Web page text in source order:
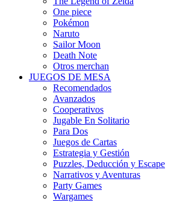
One piece
Pokémon
Naruto
Sailor Moon
Death Note
Otros merchan
JUEGOS DE MESA
Recomendados
Avanzados
Cooperativos
Jugable En Solitario
Para Dos
Juegos de Cartas
Estrategia y Gestión
Puzzles, Deducción y Escape
Narrativos y Aventuras
Party Games
Wargames